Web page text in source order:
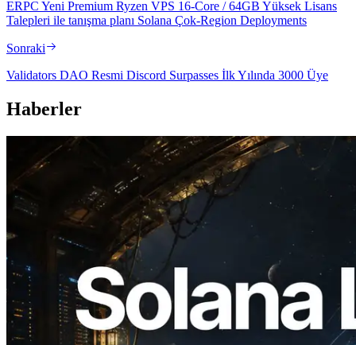
ERPC Yeni Premium Ryzen VPS 16-Core / 64GB Yüksek Lisans
Talepleri ile tanışma planı Solana Çok-Region Deployments
Sonraki
Validators DAO Resmi Discord Surpasses İlk Yılında 3000 Üye
Haberler
2026.08.05